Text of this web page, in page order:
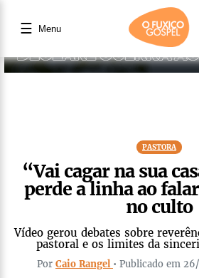
☰ Menu
PASTORA
“Vai cagar na sua
perde a linha ao
no culto
Vídeo gerou debates sobre
pastoral e os limites da
Por Caio Rangel • Publicado em